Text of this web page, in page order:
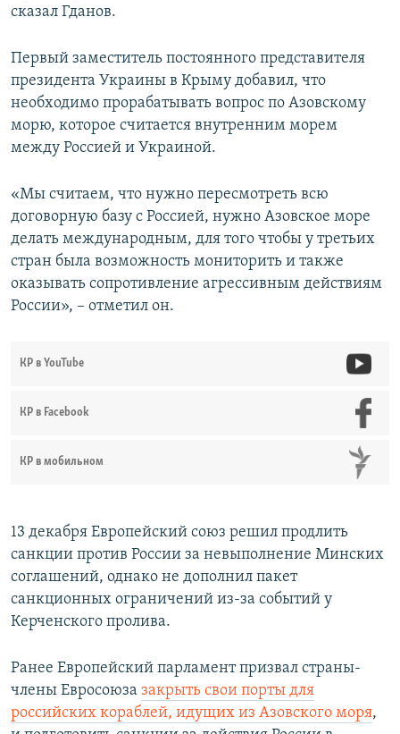
сказал Гданов.
Первый заместитель постоянного представителя
президента Украины в Крыму добавил, что
необходимо прорабатывать вопрос по Азовскому
морю, которое считается внутренним морем
между Россией и Украиной.
«Мы считаем, что нужно пересмотреть всю
договорную базу с Россией, нужно Азовское море
делать международным, для того чтобы у третьих
стран была возможность мониторить и также
оказывать сопротивление агрессивным действиям
России», – отметил он.
КР в YouTube
КР в Facebook
КР в мобильном
13 декабря Европейский союз решил продлить
санкции против России за невыполнение Минских
соглашений, однако не дополнил пакет
санкционных ограничений из-за событий у
Керченского пролива.
Ранее Европейский парламент призвал страны-
члены Евросоюза закрыть свои порты для
российских кораблей, идущих из Азовского моря,